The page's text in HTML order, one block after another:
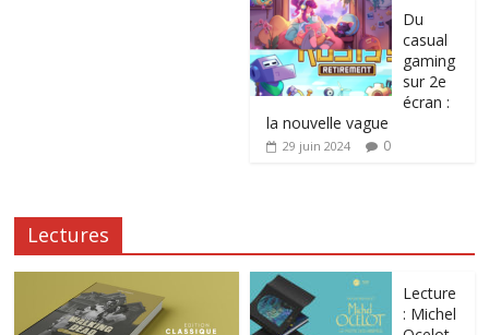
Du
casual
gaming
sur 2e
écran :
la nouvelle vague
29 juin 2024 0
Lectures
Lecture
: Michel